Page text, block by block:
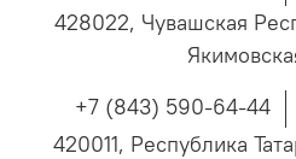
428022, Чувашская
+7 (843) 590-64-44
420011, Республика